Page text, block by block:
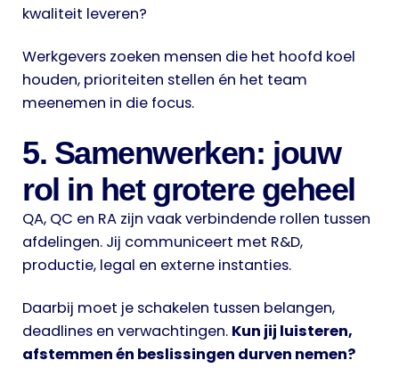
kwaliteit leveren?
Werkgevers zoeken mensen die het hoofd koel
houden, prioriteiten stellen én het team
meenemen in die focus.
5. Samenwerken: jouw
rol in het grotere geheel
QA, QC en RA zijn vaak verbindende rollen tussen
afdelingen. Jij communiceert met R&D,
productie, legal en externe instanties.
Daarbij moet je schakelen tussen belangen,
deadlines en verwachtingen. Kun jij luisteren,
afstemmen én beslissingen durven nemen?